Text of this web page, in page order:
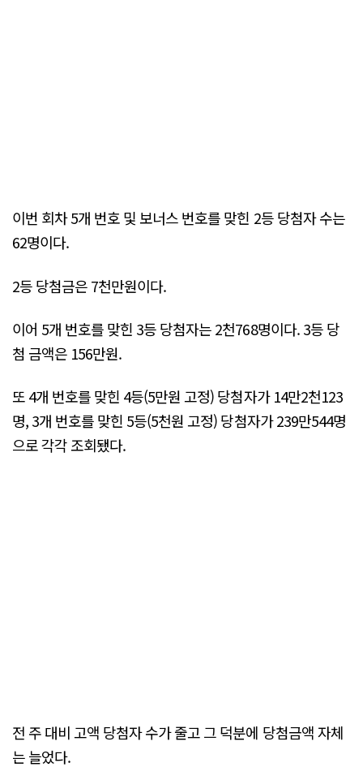
이번 회차 5개 번호 및 보너스 번호를 맞힌 2등 당첨자 수는
62명이다.
2등 당첨금은 7천만원이다.
이어 5개 번호를 맞힌 3등 당첨자는 2천768명이다. 3등 당
첨 금액은 156만원.
또 4개 번호를 맞힌 4등(5만원 고정) 당첨자가 14만2천123
명, 3개 번호를 맞힌 5등(5천원 고정) 당첨자가 239만544명
으로 각각 조회됐다.
전 주 대비 고액 당첨자 수가 줄고 그 덕분에 당첨금액 자체
는 늘었다.